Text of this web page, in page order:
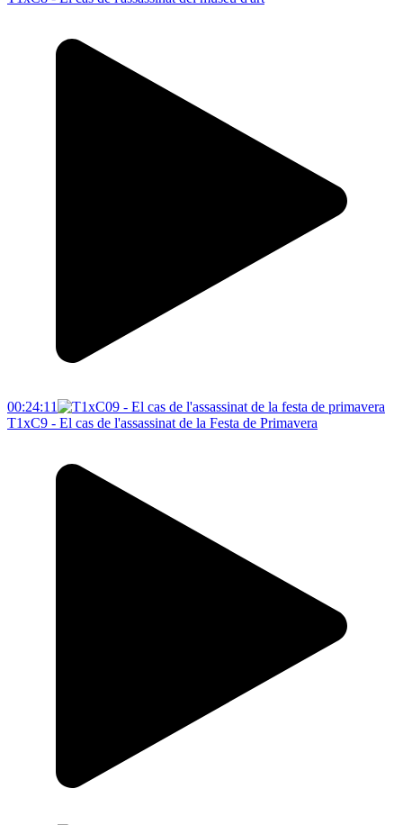
00:24:11
T1xC9 - El cas de l'assassinat de la Festa de Primavera